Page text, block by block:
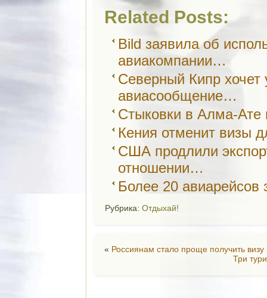
Related Posts:
Bild заявила об
авиакомпании…
Северный Кипр хочет
авиасообщение…
Стыковки в Алма-Ате
Кения отменит визы
США продлили
отношении…
Более 20
Рубрика: Отдыхай!
« Россиянам стало проще получить
Три